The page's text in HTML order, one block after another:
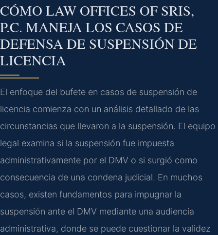
CÓMO LAW OFFICES OF SRIS,
P.C. MANEJA LOS CASOS DE
DEFENSA DE SUSPENSIÓN DE
LICENCIA
El enfoque del bufete en casos de suspensión de
licencia comienza con un análisis detallado de las
circunstancias que llevaron a la suspensión. El equipo
legal examina si la suspensión fue impuesta
administrativamente por el DMV o si surgió como
consecuencia de una condena judicial. En muchos
casos, existen fundamentos para impugnar la
suspensión ante el DMV mediante una audiencia
administrativa, donde se puede cuestionar la validez